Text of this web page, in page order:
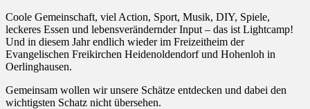
Coole Gemeinschaft, viel Action, Sport, Musik, DIY, Spiele,
leckeres Essen und lebensverändernder Input – das ist Lightcamp!
Und in diesem Jahr endlich wieder im Freizeitheim der
Evangelischen Freikirchen Heidenoldendorf und Hohenloh in
Oerlinghausen.
Gemeinsam wollen wir unsere Schätze entdecken und dabei den
wichtigsten Schatz nicht übersehen.